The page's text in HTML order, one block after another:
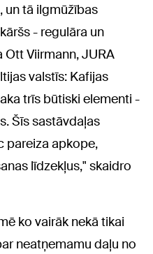
un tā ilgmūžības
- regulāra un
Viirmann, JURA
valstīs: Kafijas
trīs būtiski elementi -
Šīs sastāvdaļas
pareiza apkope,
līdzekļus," skaidro
ko vairāk nekā tikai
neatņemamu daļu no